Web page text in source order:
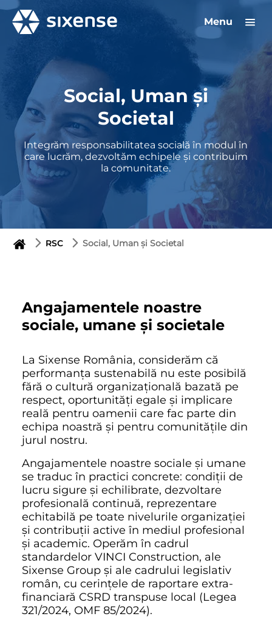
Menu
Social, Uman și
Societal
Integrăm responsabilitatea socială în modul în
care lucrăm, dezvoltăm echipele și contribuim
la comunitate.
RSC Social, Uman și Societal
Angajamentele noastre
sociale, umane și societale
La Sixense România, considerăm că
performanța sustenabilă nu este posibilă
fără o cultură organizațională bazată pe
respect, oportunități egale și implicare
reală pentru oamenii care fac parte din
echipa noastră și pentru comunitățile din
jurul nostru.
Angajamentele noastre sociale și umane
se traduc în practici concrete: condiții de
lucru sigure și echilibrate, dezvoltare
profesională continuă, reprezentare
echitabilă pe toate nivelurile organizației
și contribuții active în mediul profesional
și academic. Operăm în cadrul
standardelor VINCI Construction, ale
Sixense Group și ale cadrului legislativ
român, cu cerințele de raportare extra-
financiară CSRD transpuse local (Legea
321/2024, OMF 85/2024).